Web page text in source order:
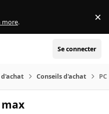
more. ×
Se connecter
Conseils d'achat
max